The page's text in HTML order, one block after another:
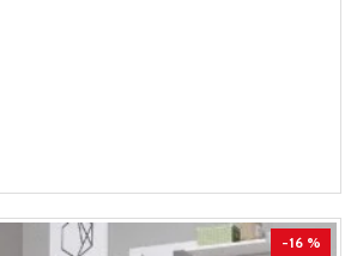
-16 %